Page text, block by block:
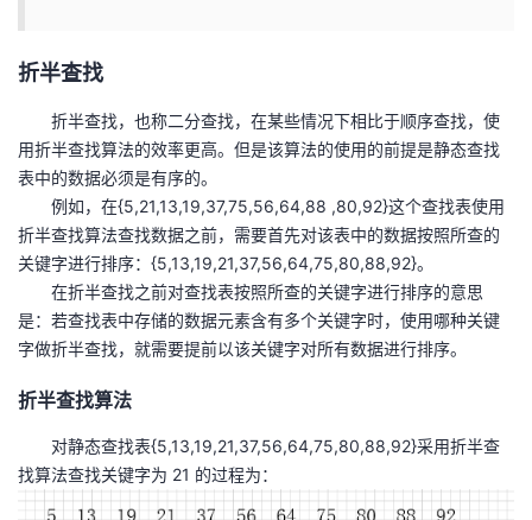
折半查找
折半查找，也称二分查找，在某些情况下相比于顺序查找，使
用折半查找算法的效率更高。但是该算法的使用的前提是静态查找
表中的数据必须是有序的。
例如，在{5,21,13,19,37,75,56,64,88 ,80,92}这个查找表使用
折半查找算法查找数据之前，需要首先对该表中的数据按照所查的
关键字进行排序：{5,13,19,21,37,56,64,75,80,88,92}。
在折半查找之前对查找表按照所查的关键字进行排序的意思
是：若查找表中存储的数据元素含有多个关键字时，使用哪种关键
字做折半查找，就需要提前以该关键字对所有数据进行排序。
折半查找算法
对静态查找表{5,13,19,21,37,56,64,75,80,88,92}采用折半查
找算法查找关键字为 21 的过程为：